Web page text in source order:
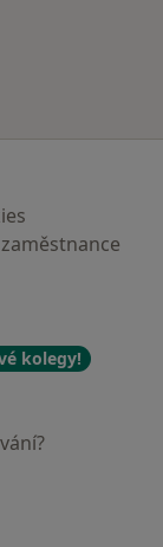
kolegy!